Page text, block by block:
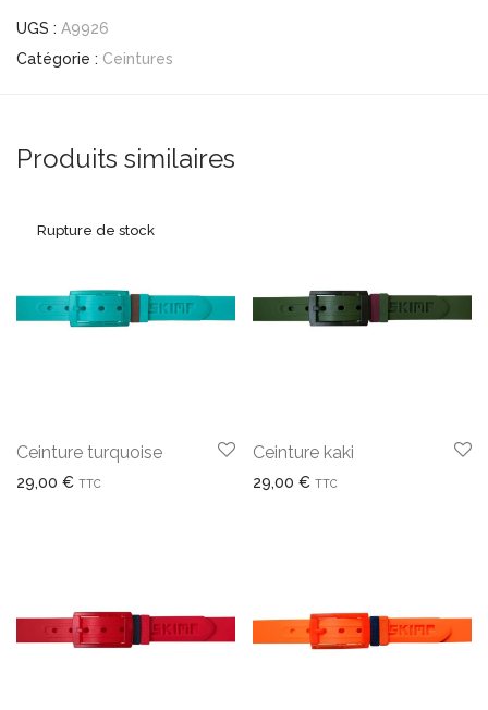
UGS : A9926
Catégorie : Ceintures
Produits similaires
Ceinture turquoise
29,00 € TTC
Ceinture kaki
29,00 € TTC